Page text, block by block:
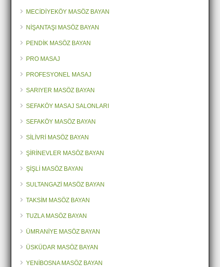
MECİDİYEKÖY MASÖZ BAYAN
NİŞANTAŞI MASÖZ BAYAN
PENDİK MASÖZ BAYAN
PRO MASAJ
PROFESYONEL MASAJ
SARIYER MASÖZ BAYAN
SEFAKÖY MASAJ SALONLARI
SEFAKÖY MASÖZ BAYAN
SİLİVRİ MASÖZ BAYAN
ŞİRİNEVLER MASÖZ BAYAN
ŞİŞLİ MASÖZ BAYAN
SULTANGAZİ MASÖZ BAYAN
TAKSİM MASÖZ BAYAN
TUZLA MASÖZ BAYAN
ÜMRANİYE MASÖZ BAYAN
ÜSKÜDAR MASÖZ BAYAN
YENİBOSNA MASÖZ BAYAN